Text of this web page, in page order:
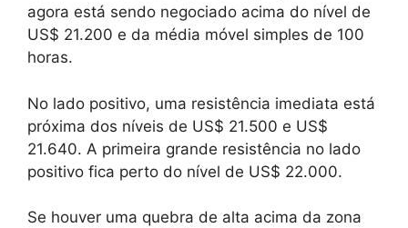
agora está sendo negociado acima do nível de
US$ 21.200 e da média móvel simples de 100
horas.
No lado positivo, uma resistência imediata está
próxima dos níveis de US$ 21.500 e US$
21.640. A primeira grande resistência no lado
positivo fica perto do nível de US$ 22.000.
Se houver uma quebra de alta acima da zona